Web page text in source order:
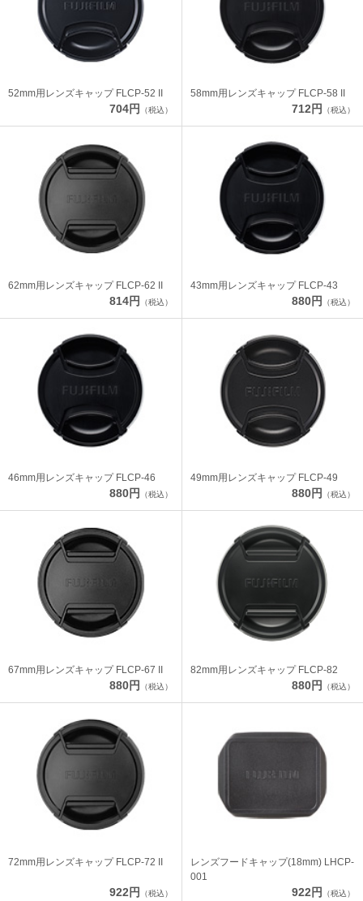
52mm用レンズキャップ FLCP-52 II
704円 （税込）
58mm用レンズキャップ FLCP-58 II
712円 （税込）
62mm用レンズキャップ FLCP-62 II
814円 （税込）
43mm用レンズキャップ FLCP-43
880円 （税込）
46mm用レンズキャップ FLCP-46
880円 （税込）
49mm用レンズキャップ FLCP-49
880円 （税込）
67mm用レンズキャップ FLCP-67 II
880円 （税込）
82mm用レンズキャップ FLCP-82
880円 （税込）
72mm用レンズキャップ FLCP-72 II
922円 （税込）
レンズフードキャップ(18mm) LHCP-
001
922円 （税込）